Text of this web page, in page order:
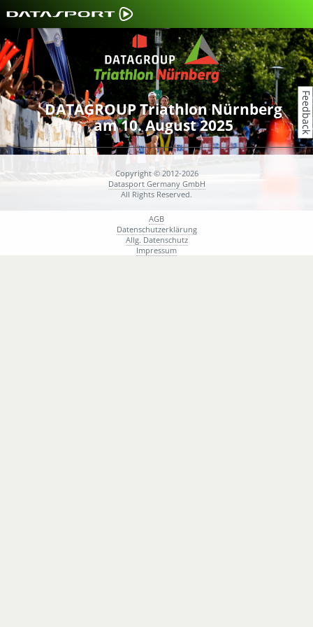
DATAGROUP Triathlon Nürnberg
am 10. August 2025
Copyright © 2012-2026
Datasport Germany GmbH
All Rights Reserved.
AGB
Datenschutzerklärung
Allg. Datenschutz
Impressum
Feedback